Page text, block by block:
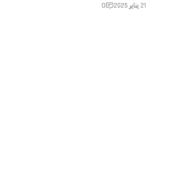
الوطني"21 يناير 2025 0